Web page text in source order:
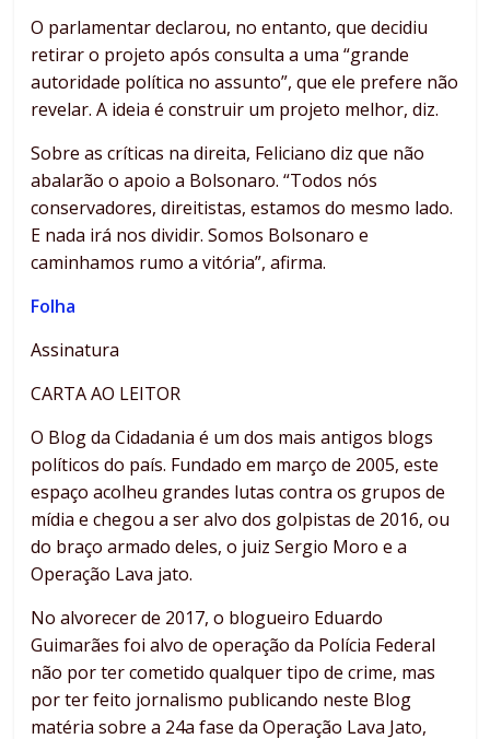
O parlamentar declarou, no entanto, que decidiu
retirar o projeto após consulta a uma “grande
autoridade política no assunto”, que ele prefere não
revelar. A ideia é construir um projeto melhor, diz.
Sobre as críticas na direita, Feliciano diz que não
abalarão o apoio a Bolsonaro. “Todos nós
conservadores, direitistas, estamos do mesmo lado.
E nada irá nos dividir. Somos Bolsonaro e
caminhamos rumo a vitória”, afirma.
Folha
Assinatura
CARTA AO LEITOR
O Blog da Cidadania é um dos mais antigos blogs
políticos do país. Fundado em março de 2005, este
espaço acolheu grandes lutas contra os grupos de
mídia e chegou a ser alvo dos golpistas de 2016, ou
do braço armado deles, o juiz Sergio Moro e a
Operação Lava jato.
No alvorecer de 2017, o blogueiro Eduardo
Guimarães foi alvo de operação da Polícia Federal
não por ter cometido qualquer tipo de crime, mas
por ter feito jornalismo publicando neste Blog
matéria sobre a 24a fase da Operação Lava Jato,